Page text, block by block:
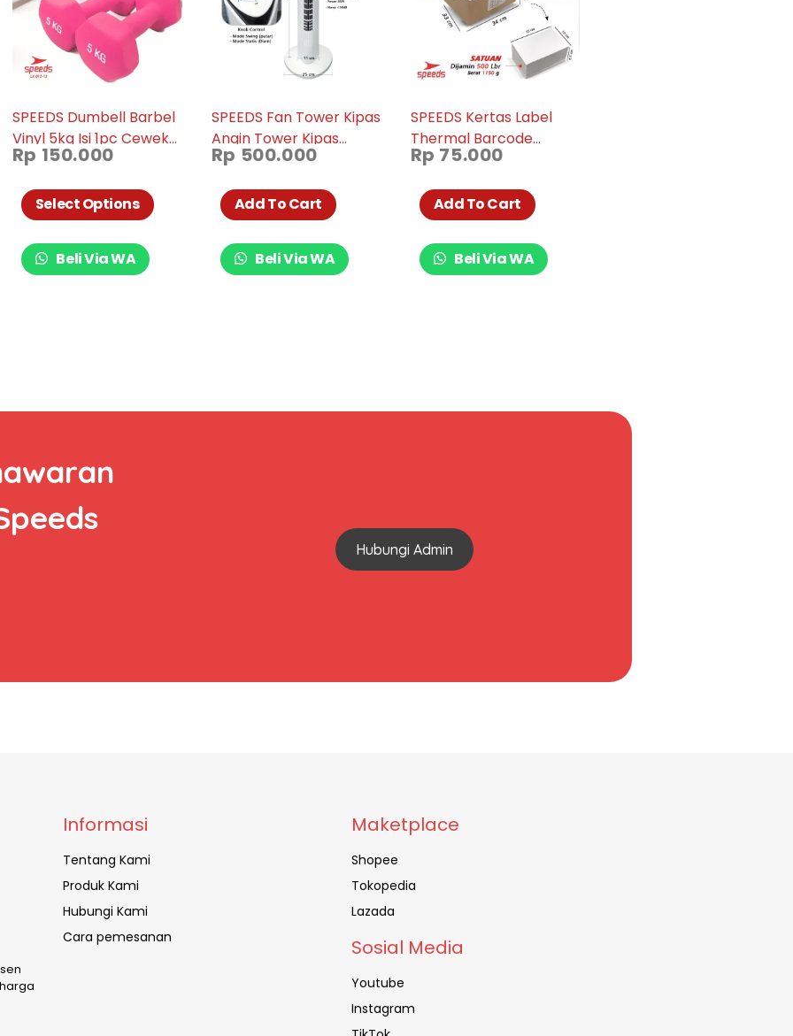
SPEEDS Dumbell Barbel
Vinyl 5kg Isi 1pc Cewek
Gym Neoprene Dumbel
Rp 150.000
Select Options
Beli Via WA
SPEEDS Fan Tower Kipas
Angin Tower Kipas
Blower Kipas Menara
Ruangan Praktis 202-47
Rp 500.000
Add To Cart
Beli Via WA
SPEEDS Kertas Label
Thermal Barcode
100x150mm Xprinter
Rp 75.000
Add To Cart
Beli Via WA
Hubungi Admin
Informasi
Tentang Kami
Produk Kami
Hubungi Kami
Cara pemesanan
Maketplace
Shopee
Tokopedia
Lazada
Sosial Media
Youtube
Instagram